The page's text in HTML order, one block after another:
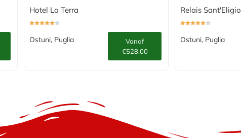
Hotel La Terra
Ostuni, Puglia
Vanaf
€528.00
Relais Sant'Eligio
Ostuni, Puglia